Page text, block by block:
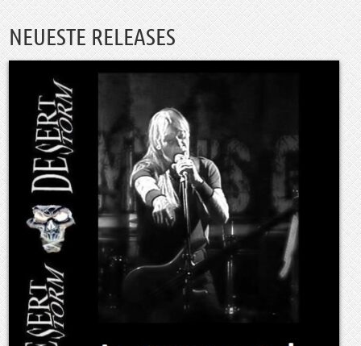
NEUESTE RELEASES